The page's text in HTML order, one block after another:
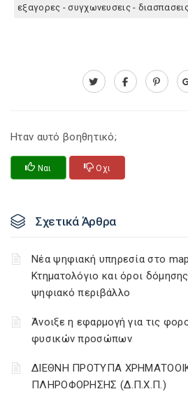
εξαγορες - συγχωνευσεις -
Ηταν αυτό βοηθητικό;
Ναι Οχι
Σχετικά Άρθρα
Νέα ψηφιακή υπηρεσία στο
Κτηματολόγιο και όροι
ψηφιακό περιβάλλο
Άνοιξε η εφαρμογή για τις
φυσικών προσώπων
ΔΙΕΘΝΗ ΠΡΟΤΥΠΑ
ΠΛΗΡΟΦΟΡΗΣΗΣ (Δ.Π.Χ.Π.)